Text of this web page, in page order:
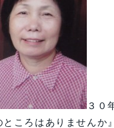
３０
ころはありません